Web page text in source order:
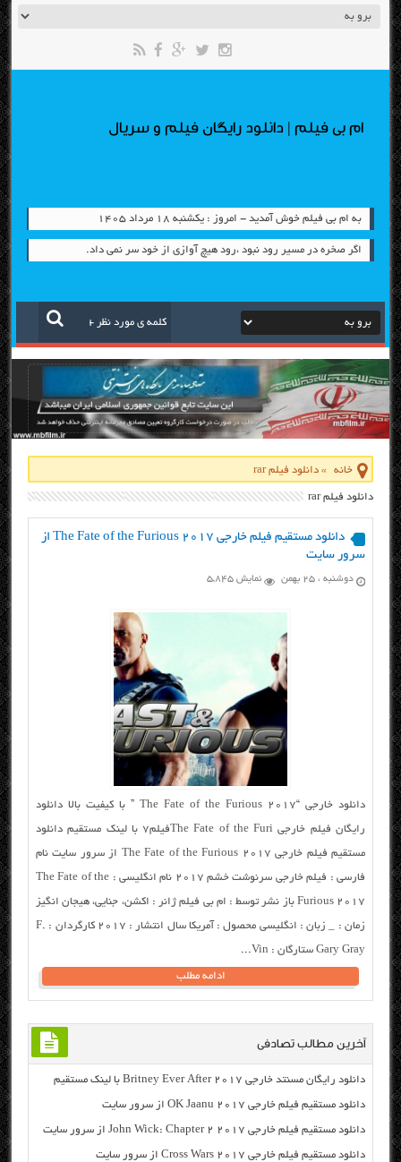
ام بی فیلم | دانلود رایگان فیلم و سریال
به ام بی فیلم خوش آمدید - امروز : یکشنبه ۱۸ مرداد ۱۴۰۵
اگر صخره در مسیر رود نبود ،رود هیچ آوازی از خود سر نمی داد.
خانه »دانلود فیلم rar
دانلود فیلم rar
دانلود مستقیم فیلم خارجی The Fate of the Furious 2017 از
سرور سایت
دوشنبه ، ۲۵ بهمن نمایش 5,845
دانلود خارجی “The Fate of the Furious 2017 ” با کیفیت بالا دانلود
رایگان فیلم خارجی The Fate of the Furiفیلم7 با لینک مستقیم دانلود
مستقیم فیلم خارجی The Fate of the Furious 2017 از سرور سایت نام
فارسی : فیلم خارجی سرنوشت خشم ۲۰۱۷ نام انگلیسی : The Fate of the
Furious 2017 باز نشر توسط : ام بی فیلم ژانر : اکشن، جنایی، هیجان انگیز
زمان : _ زبان : انگلیسی محصول : آمریکا سال انتشار : ۲۰۱۷ کارگردان : F.
Gary Gray ستارگان : Vin...
ادامه مطلب
آخرین مطالب تصادفی
دانلود رایگان مسنتد خارجی Britney Ever After 2017 با لینک مستقیم
دانلود مستقیم فیلم خارجی OK Jaanu 2017 از سرور سایت
دانلود مستقیم فیلم خارجی John Wick: Chapter 2 2017 از سرور سایت
دانلود مستقیم فیلم خارجی Cross Wars 2017 از سرور سایت